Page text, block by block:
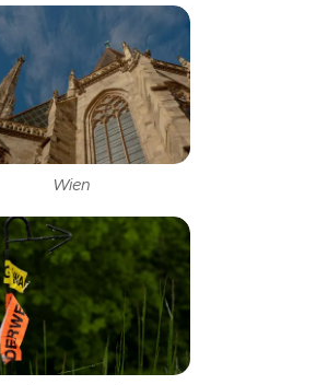
Wien